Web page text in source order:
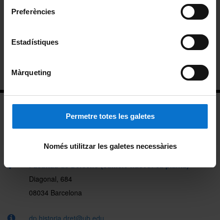
Preferències
Estadístiques
Màrqueting
Permetre totes les galetes
Només utilitzar les galetes necessàries
Doctorado
Innovación docente
Facultad de Derecho (edificio nuevo: 3a planta)
Diagonal, 684
08034 Barcelona
dp.historia.dret@ub.edu